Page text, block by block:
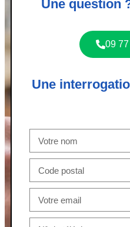
Une question
09
Une